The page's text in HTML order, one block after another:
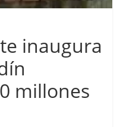
inaugura
millones